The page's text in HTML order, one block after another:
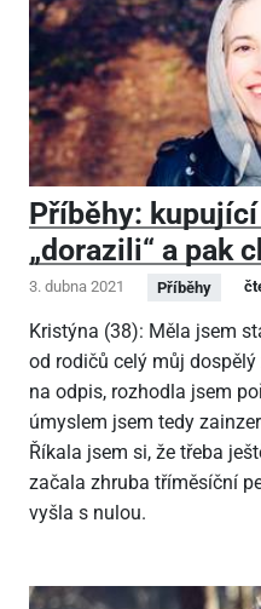
Příběhy:
„dorazili“ a pak
3. dubna 2021 Příběhy
Kristýna (38): Měla jsem
od rodičů celý můj
na odpis, rozhodla jsem
úmyslem jsem tedy
Říkala jsem si, že třeba
začala zhruba tříměsíční
vyšla s nulou.